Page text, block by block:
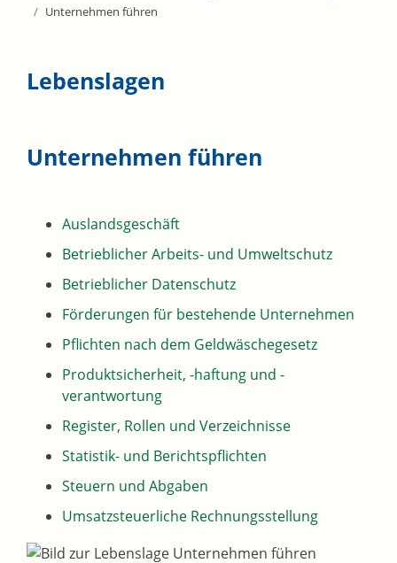
Unternehmen führen
Lebenslagen
Unternehmen führen
Auslandsgeschäft
Betrieblicher Arbeits- und Umweltschutz
Betrieblicher Datenschutz
Förderungen für bestehende Unternehmen
Pflichten nach dem Geldwäschegesetz
Produktsicherheit, -haftung und -
verantwortung
Register, Rollen und Verzeichnisse
Statistik- und Berichtspflichten
Steuern und Abgaben
Umsatzsteuerliche Rechnungsstellung